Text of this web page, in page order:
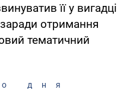
її у вигадці
заради отримання
тематичний
дня